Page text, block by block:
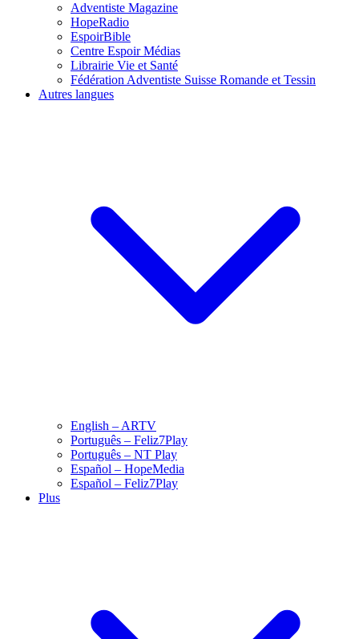
Adventiste Magazine
HopeRadio
EspoirBible
Centre Espoir Médias
Librairie Vie et Santé
Fédération Adventiste Suisse Romande et Tessin
Autres langues
English – ARTV
Português – Feliz7Play
Português – NT Play
Español – HopeMedia
Español – Feliz7Play
Plus